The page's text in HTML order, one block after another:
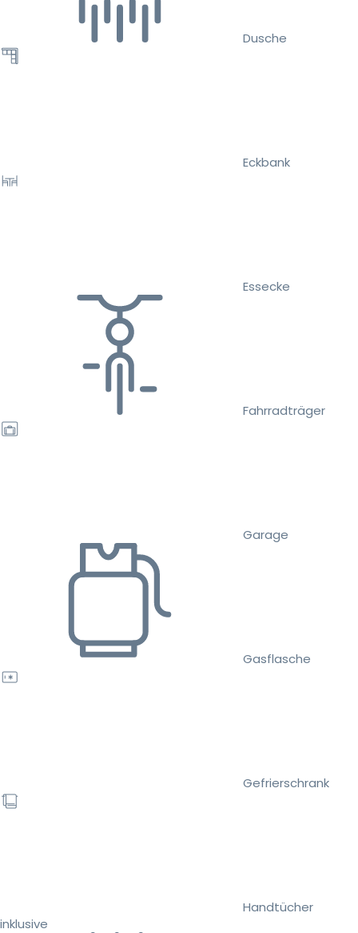
Dusche
Eckbank
Essecke
Fahrradträger
Garage
Gasflasche
Gefrierschrank
Handtücher
inklusive